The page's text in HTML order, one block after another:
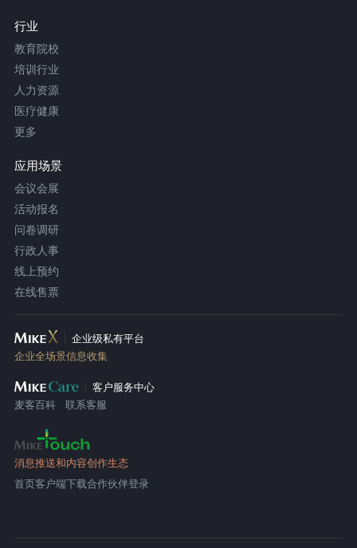
行业
教育院校
培训行业
人力资源
医疗健康
更多
应用场景
会议会展
活动报名
问卷调研
行政人事
线上预约
在线售票
企业级私有平台
企业全场景信息收集
客户服务中心
麦客百科
联系客服
消息推送和内容创作生态
首页客户端下载合作伙伴登录